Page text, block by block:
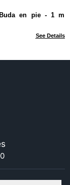
en pie - 1 m
See Details